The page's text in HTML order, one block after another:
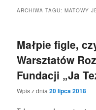
ARCHIWA TAGU:MATOWY
Małpie figle,
Warsztatów
Fundacji „Ja
Wpis z dnia20 lipca 2018